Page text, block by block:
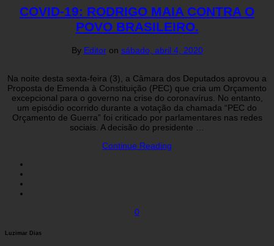
COVID-19: RODRIGO MAIA CONTRA O
POVO BRASILEIRO.
By Editor on sábado, abril 4, 2020
Na noite desta sexta-feira (3), a Câmara dos Deputados aprovou a
Proposta de Emenda à Constituição (PEC) que cria um Orçamento
excepcional para o governo na crise do coronavírus. No entanto,
um episódio ocorrido durante a votação da chamada “PEC do
Orçamento de Guerra” foi criticado por parlamentares nas redes
sociais. A decisão do presidente …
Continue Reading
0
Luzimar Dias